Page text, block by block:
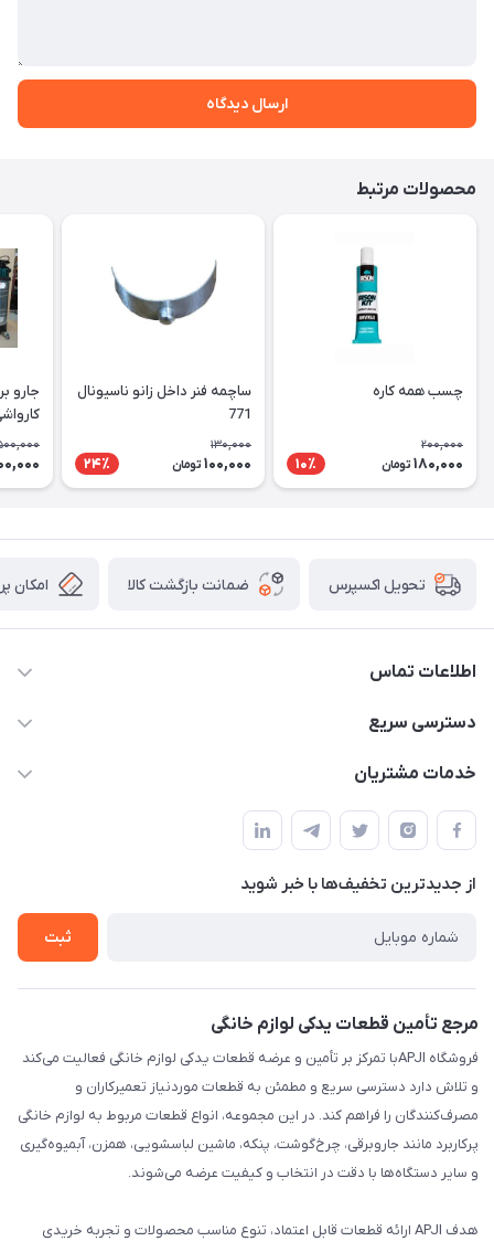
ارسال دیدگاه
محصولات مرتبط
چسب همه کاره
200,000
180,000 تومان 10٪
ساچمه فنر داخل زانو ناسیونال
771
130,000
100,000 تومان 24٪
جارو
تحویل اکسپرس ضمانت بازگشت کالا امکان
اطلاعات تماس
09106753413
دسترسی سریع
حساب کاربری
لیست محصولات
درباره ما
خدمات مشتریان
قوانین و مقررات
حریم خصوصی
راهنما
از جدید‌ترین تخفیف‌ها با‌ خبر شوید
ثبت
مرجع تأمین قطعات یدکی لوازم خانگی
فروشگاه APJIبا تمرکز بر تأمین و عرضه قطعات یدکی لوازم خانگی فعالیت می‌کند
و تلاش دارد دسترسی سریع و مطمئن به قطعات موردنیاز تعمیرکاران و
مصرف‌کنندگان را فراهم کند. در این مجموعه، انواع قطعات مربوط به لوازم خانگی
پرکاربرد مانند جاروبرقی، چرخ‌گوشت، پنکه، ماشین لباسشویی، همزن، آبمیوه‌گیری
و سایر دستگاه‌ها با دقت در انتخاب و کیفیت عرضه می‌شوند.
هدف APJI ارائه قطعات قابل اعتماد، تنوع مناسب محصولات و تجربه خریدی